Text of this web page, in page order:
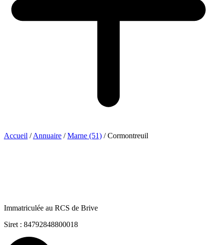
Accueil / Annuaire / Marne (51) / Cormontreuil
Immatriculée au RCS de Brive
Siret : 84792848800018